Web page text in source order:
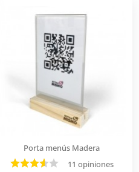
Porta menús Madera
11 opiniones